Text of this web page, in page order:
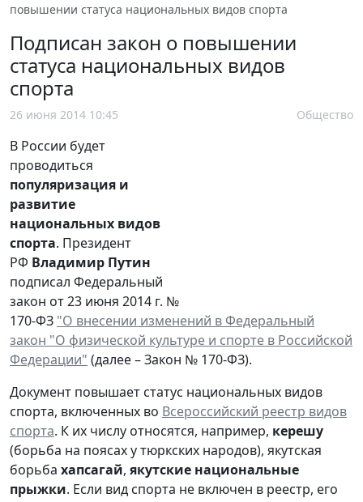
повышении статуса национальных видов спорта
Подписан закон о повышении
статуса национальных видов
спорта
26 июня 2014 10:45 Общество
В России будет
проводиться
популяризация и
развитие
национальных видов
спорта. Президент
РФ Владимир Путин
подписал Федеральный
закон от 23 июня 2014 г. №
170-ФЗ "О внесении изменений в Федеральный
закон "О физической культуре и спорте в Российской
Федерации" (далее – Закон № 170-ФЗ).
Документ повышает статус национальных видов
спорта, включенных во Всероссийский реестр видов
спорта. К их числу относятся, например, керешу
(борьба на поясах у тюркских народов), якутская
борьба хапсагай, якутские национальные
прыжки. Если вид спорта не включен в реестр, его